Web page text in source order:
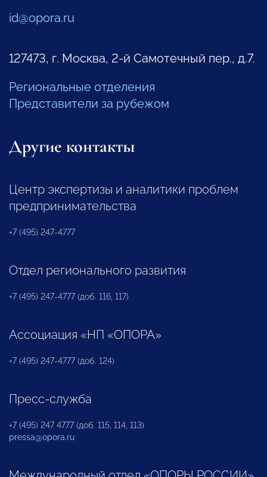
id@opora.ru
127473, г. Москва, 2-й Самотечный пер., д.7.
Региональные отделения
Представители за рубежом
Другие контакты
Центр экспертизы и аналитики проблем
предпринимательства
+7 (495) 247-4777
Отдел регионального развития
+7 (495) 247-4777 (доб. 116, 117)
Ассоциация «НП «ОПОРА»
+7 (495) 247-4777 (доб. 124)
Пресс-служба
+7 (495) 247 4777 (доб. 115, 114, 113)
pressa@opora.ru